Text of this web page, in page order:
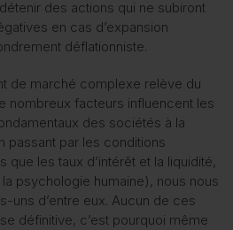
des actions qui ne subiront
en cas d’expansion
déflationniste.
de marché complexe relève du
nombreux facteurs influencent les
des sociétés à la
passant par les conditions
les taux d’intérêt et la liquidité,
psychologie humaine), nous nous
uns d’entre eux. Aucun de ces
définitive, c’est pourquoi même